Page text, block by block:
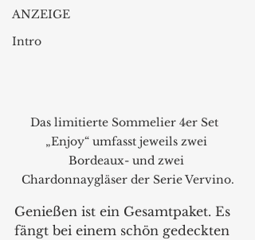
ANZEIGE
Intro
Das limitierte Sommelier 4er Set
„Enjoy“ umfasst jeweils zwei
Bordeaux- und zwei
Chardonnaygläser der Serie Vervino.
Genießen ist ein Gesamtpaket. Es
fängt bei einem schön gedeckten